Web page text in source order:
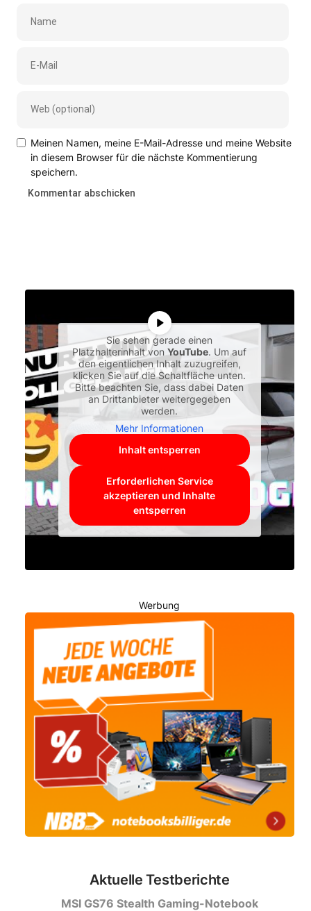
Meinen Namen, meine E-Mail-Adresse und meine Website
in diesem Browser für die nächste Kommentierung
speichern.
Sie sehen gerade einen
Platzhalterinhalt vonYouTube. Um auf
den eigentlichen Inhalt zuzugreifen,
klicken Sie auf die Schaltfläche unten.
Bitte beachten Sie, dass dabei Daten
an Drittanbieter weitergegeben
werden.
Mehr Informationen
Inhalt entsperren
Erforderlichen Service
akzeptieren und Inhalte
entsperren
Werbung
Aktuelle Testberichte
MSI GS76 Stealth Gaming-Notebook